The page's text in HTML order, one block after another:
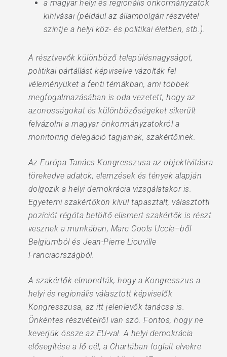
a magyar helyi és regionális önkormányzatok
kihívásai (például az állampolgári részvétel
szintje a helyi köz- és politikai életben, stb.).
A résztvevők különböző településnagyságot,
politikai pártállást képviselve vázolták fel
véleményüket a fenti témákban, ami többek
megfogalmazásában is oda vezetett, hogy az
azonosságokat és különbözőségeket sikerült
felvázolni a magyar önkormányzatokról a
monitoring delegáció tagjainak, szakértőinek.
Az Európa Tanács Kongresszusa az objektivitásra
törekedve adatok, elemzések és tények alapján
dolgozik a helyi demokrácia vizsgálatakor is.
Egyetemi szakértőkön kívül tapasztalt, választotti
pozíciót régóta betöltő elismert szakértők is részt
vesznek a munkában, Marc Cools Uccle–ből
Belgiumból és Jean-Pierre Liouville
Franciaországból.
A szakértők elmondták, hogy a Kongresszus a
helyi és regionális választott képviselők
Kongresszusa, az itt jelenlevők tanácsa is.
Önkéntes részvételről van szó. Fontos, hogy ne
keverjük össze az EU-val. A helyi demokrácia
elősegítése a fő cél, a Chartában foglalt elvekre